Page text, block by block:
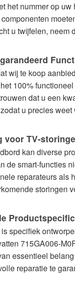
het nummer op
u twijfelen, neem
wij te koop
100%
dat u een
u precies
voor TV-
kan diverse
de smart-functies
reparateurs als
storingen
specifiek
715GA006-
essentieel
reparatie te